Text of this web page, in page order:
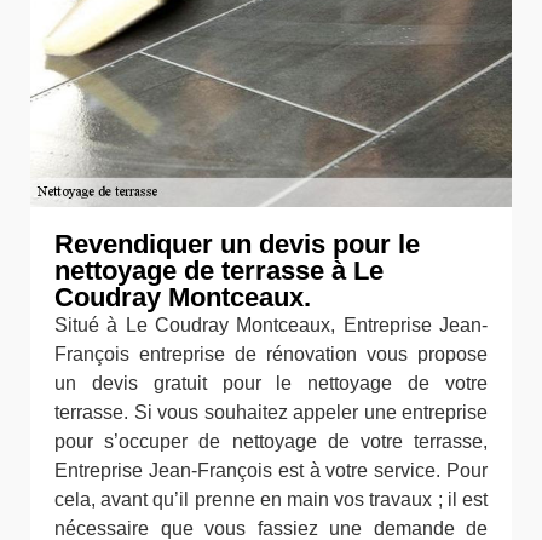
Revendiquer un devis pour le
nettoyage de terrasse à Le
Coudray Montceaux.
Situé à Le Coudray Montceaux, Entreprise Jean-
François entreprise de rénovation vous propose
un devis gratuit pour le nettoyage de votre
terrasse. Si vous souhaitez appeler une entreprise
pour s’occuper de nettoyage de votre terrasse,
Entreprise Jean-François est à votre service. Pour
cela, avant qu’il prenne en main vos travaux ; il est
nécessaire que vous fassiez une demande de